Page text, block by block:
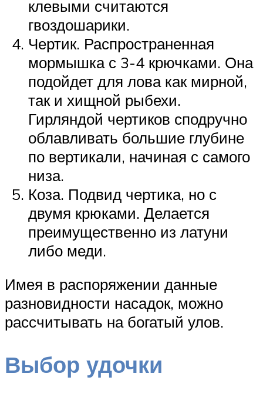
клевыми считаются
гвоздошарики.
Чертик. Распространенная
мормышка с 3-4 крючками. Она
подойдет для лова как мирной,
так и хищной рыбехи.
Гирляндой чертиков сподручно
облавливать большие глубине
по вертикали, начиная с самого
низа.
Коза. Подвид чертика, но с
двумя крюками. Делается
преимущественно из латуни
либо меди.
Имея в распоряжении данные
разновидности насадок, можно
рассчитывать на богатый улов.
Выбор удочки